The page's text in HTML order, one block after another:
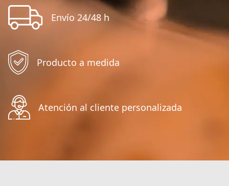
Envío 24/48 h
Producto a medida
Atención al cliente personalizada